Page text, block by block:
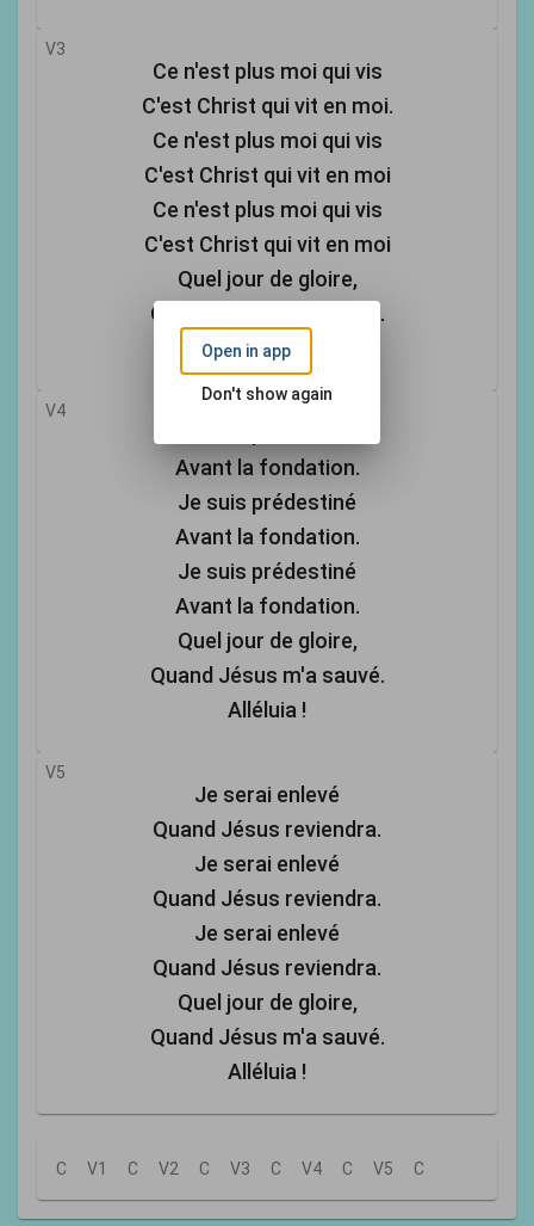
V3
Ce n'est plus moi qui vis
C'est Christ qui vit en moi.
Ce n'est plus moi qui vis
C'est Christ qui vit en moi
Ce n'est plus moi qui vis
C'est Christ qui vit en moi
Quel jour de gloire,
Quand Jésus m'a sauvé.
Alléluia !
V4
Avant la fondation.
Je suis prédestiné
Avant la fondation.
Je suis prédestiné
Avant la fondation.
Quel jour de gloire,
Quand Jésus m'a sauvé.
Alléluia !
V5
Je serai enlevé
Quand Jésus reviendra.
Je serai enlevé
Quand Jésus reviendra.
Je serai enlevé
Quand Jésus reviendra.
Quel jour de gloire,
Quand Jésus m'a sauvé.
Alléluia !
C V1 C V2 C V3 C V4 C V5 C
Open in app
Don't show again